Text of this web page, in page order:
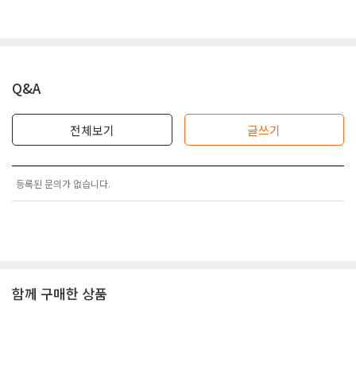
Q&A
전체보기 글쓰기
등록된 문의가 없습니다.
함께 구매한 상품